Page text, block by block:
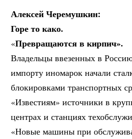
Алексей Черемушкин:
Горе то како.
«Превращаются в кирпич».
Владельцы ввезенных в
импорту иномарок начали
блокировками транспортных
«Известиям» источники в
центрах и станциях
«Новые машины при